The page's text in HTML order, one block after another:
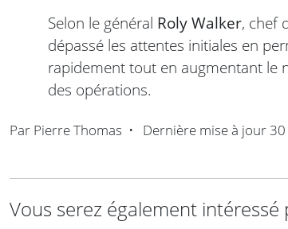
Selon le général Roly Walker, chef
dépassé les attentes initiales en
rapidement tout en augmentant le
des opérations.
Par Pierre Thomas • Dernière mise à jour
Vous serez également intéressé